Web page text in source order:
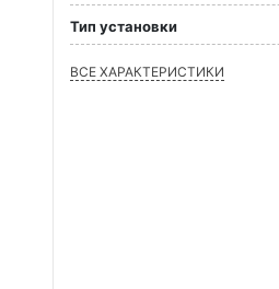
Тип установки
ВСЕ ХАРАКТЕРИСТИКИ